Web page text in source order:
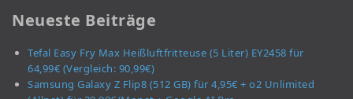
Neueste Beiträge
Tefal Easy Fry Max Heißluftfritteuse (5 Liter) EY2458 für
64,99€ (Vergleich: 90,99€)
Samsung Galaxy Z Flip8 (512 GB) für 4,95€ + o2 Unlimited